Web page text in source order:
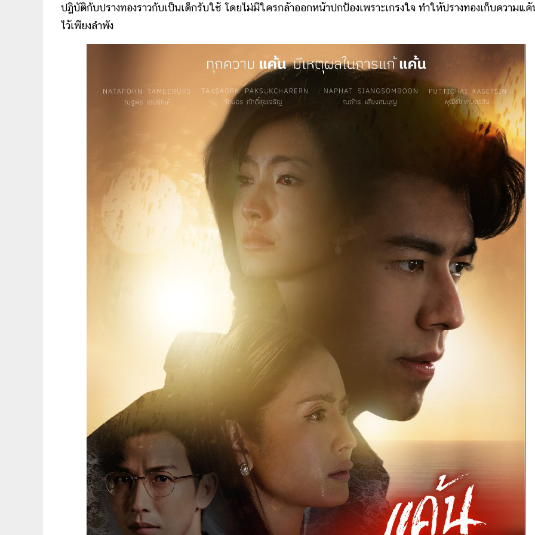
ปฏิบัติกับปรางทองราวกับเป็นเด็กรับใช้ โดยไม่มีใครกล้าออกหน้าปกป้องเพราะเกรงใจ ทำให้ปรางทองเก็บความแ
ไว้เพียงลำพัง